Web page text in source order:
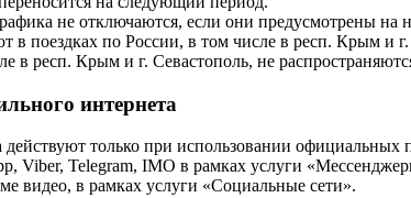
не отключаются, если они предусмотрены на
в поездках по России, в том числе в респ. Крым и
в респ. Крым и г. Севастополь, не
интернета
только при использовании официальных
Viber, Telegram, IMO в рамках услуги
видео, в рамках услуги «Социальные сети».